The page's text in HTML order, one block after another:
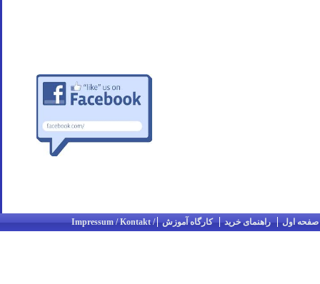
صفحه اول راهنمای خرید کارگاه آموزش